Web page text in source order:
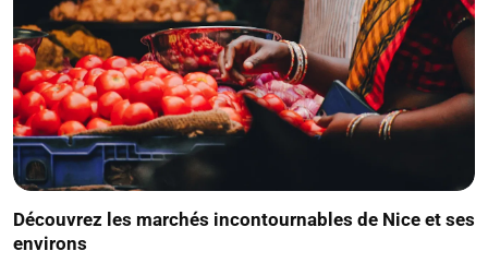
Découvrez les marchés incontournables de Nice et ses
environs